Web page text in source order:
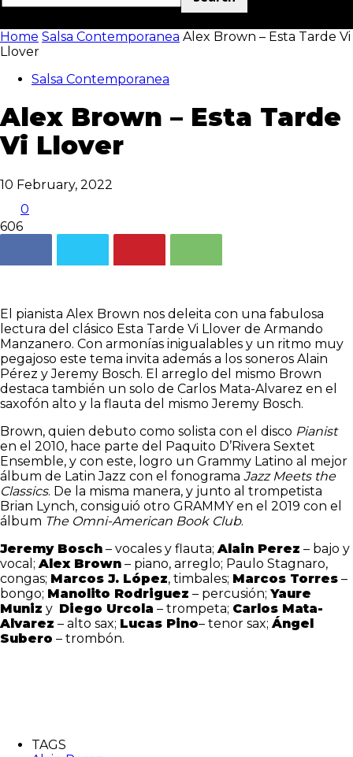
Home Salsa Contemporanea Alex Brown – Esta Tarde Vi
Llover
Salsa Contemporanea
Alex Brown – Esta Tarde
Vi Llover
10 February, 2022
0
606
El pianista Alex Brown nos deleita con una fabulosa
lectura del clásico Esta Tarde Vi Llover de Armando
Manzanero. Con armonías inigualables y un ritmo muy
pegajoso este tema invita además a los soneros Alain
Pérez y Jeremy Bosch. El arreglo del mismo Brown
destaca también un solo de Carlos Mata-Alvarez en el
saxofón alto y la flauta del mismo Jeremy Bosch.
Brown, quien debuto como solista con el disco Pianist
en el 2010, hace parte del Paquito D’Rivera Sextet
Ensemble, y con este, logro un Grammy Latino al mejor
álbum de Latin Jazz con el fonograma Jazz Meets the
Classics. De la misma manera, y junto al trompetista
Brian Lynch, consiguió otro GRAMMY en el 2019 con el
álbum The Omni-American Book Club.
Jeremy Bosch – vocales y flauta;Alain Perez – bajo y
vocal;Alex Brown – piano, arreglo; Paulo Stagnaro,
congas; Marcos J. López, timbales; Marcos Torres –
bongo; Manolito Rodriguez – percusión; Yaure
Muniz y Diego Urcola – trompeta; Carlos Mata-
Alvarez – alto sax; Lucas Pino– tenor sax;Ángel
Subero – trombón.
TAGS